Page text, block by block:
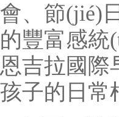
會、節(jié)
的豐富感統
恩吉拉國際
孩子的日常